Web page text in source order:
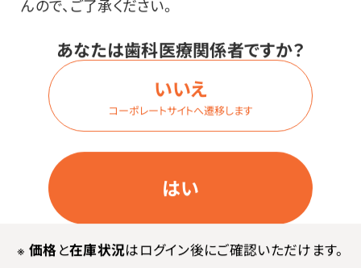
んので、ご了承ください。
あなたは歯科医療関係者ですか？
はい
いいえ
コーポレートサイトへ遷移します
※ 価格と在庫状況はログイン後にご確認いただけます。
種類・内容量：
ディスク型 つや出し研磨（1本）
価格はログイン後表示
ログイン